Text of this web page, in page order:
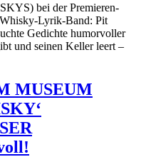
bei der Premieren-
Lyrik-Band: Pit
Gedichte humorvoller
und seinen Keller leert –
MUSEUM